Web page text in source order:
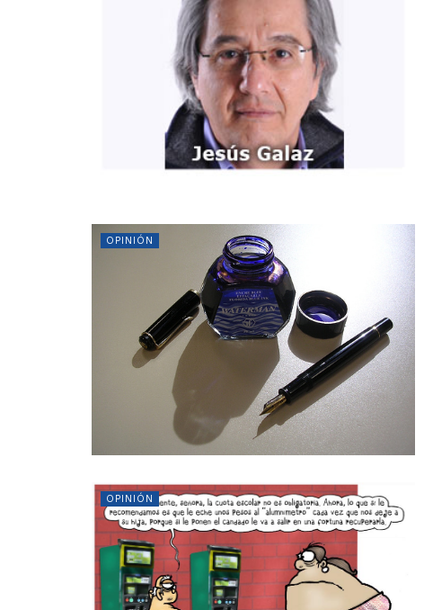
OPINIÓN
OPINIÓN